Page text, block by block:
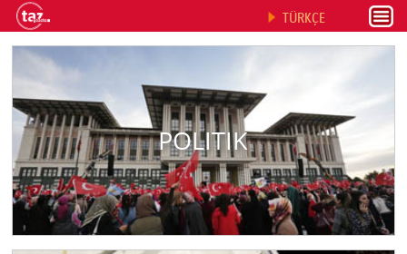
TÜRKÇE
POLITIK